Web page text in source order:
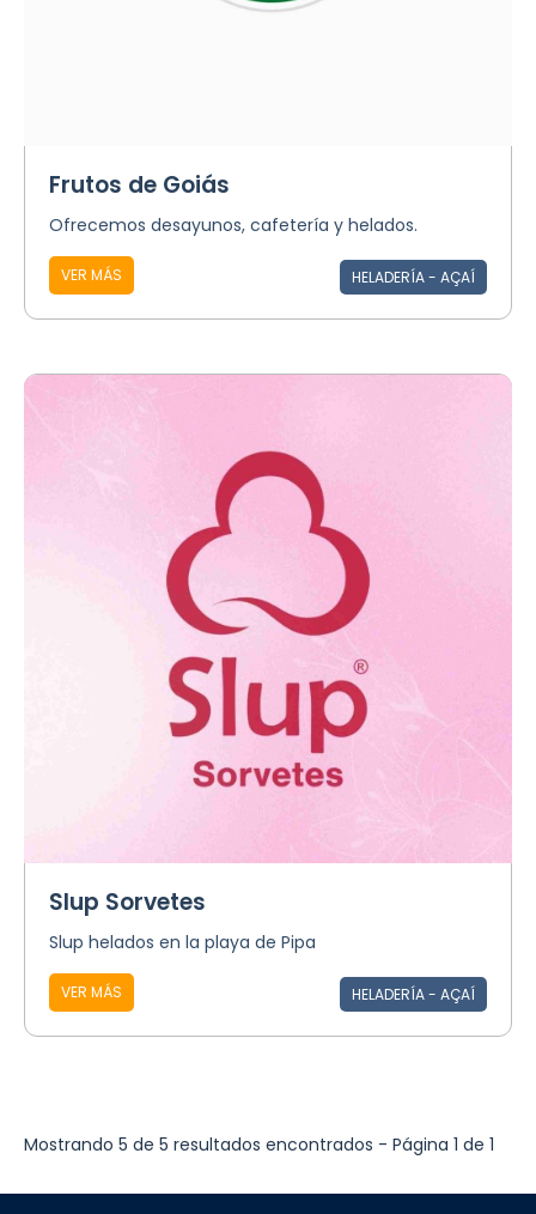
Frutos de Goiás
Ofrecemos desayunos, cafetería y helados.
VER MÁS HELADERÍA - AÇAÍ
Slup Sorvetes
Slup helados en la playa de Pipa
VER MÁS HELADERÍA - AÇAÍ
Mostrando 5 de 5 resultados encontrados - Página 1 de 1